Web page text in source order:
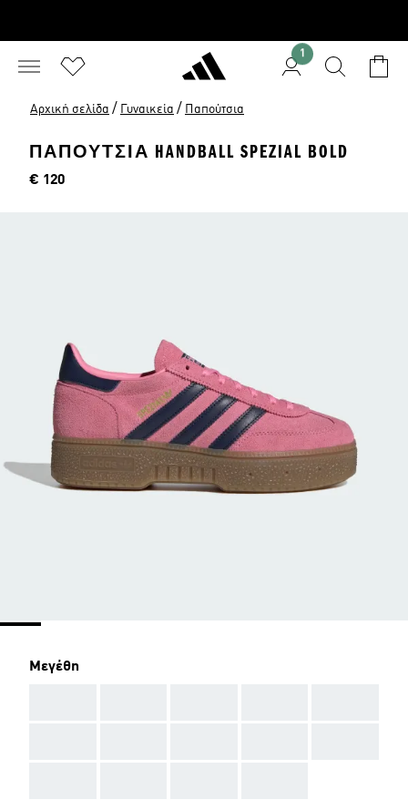
1
Αρχική σελίδα / Γυναικεία / Παπούτσια
ΠΑΠΟΥΤΣΙΑ HANDBALL SPEZIAL BOLD
Τιμή
€ 120
Μεγέθη